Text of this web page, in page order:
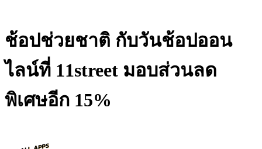
ช้อปช่วยชาติ กับวันช้อปออน
ไลน์ที่ 11street มอบส่วนลด
พิเศษอีก 15%